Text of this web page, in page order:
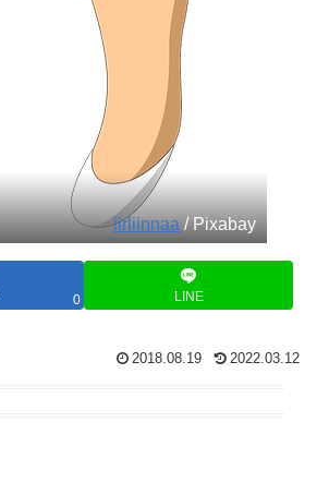
iirliinnaa/ Pixabay
0 LINE
2018.08.19 2022.03.12